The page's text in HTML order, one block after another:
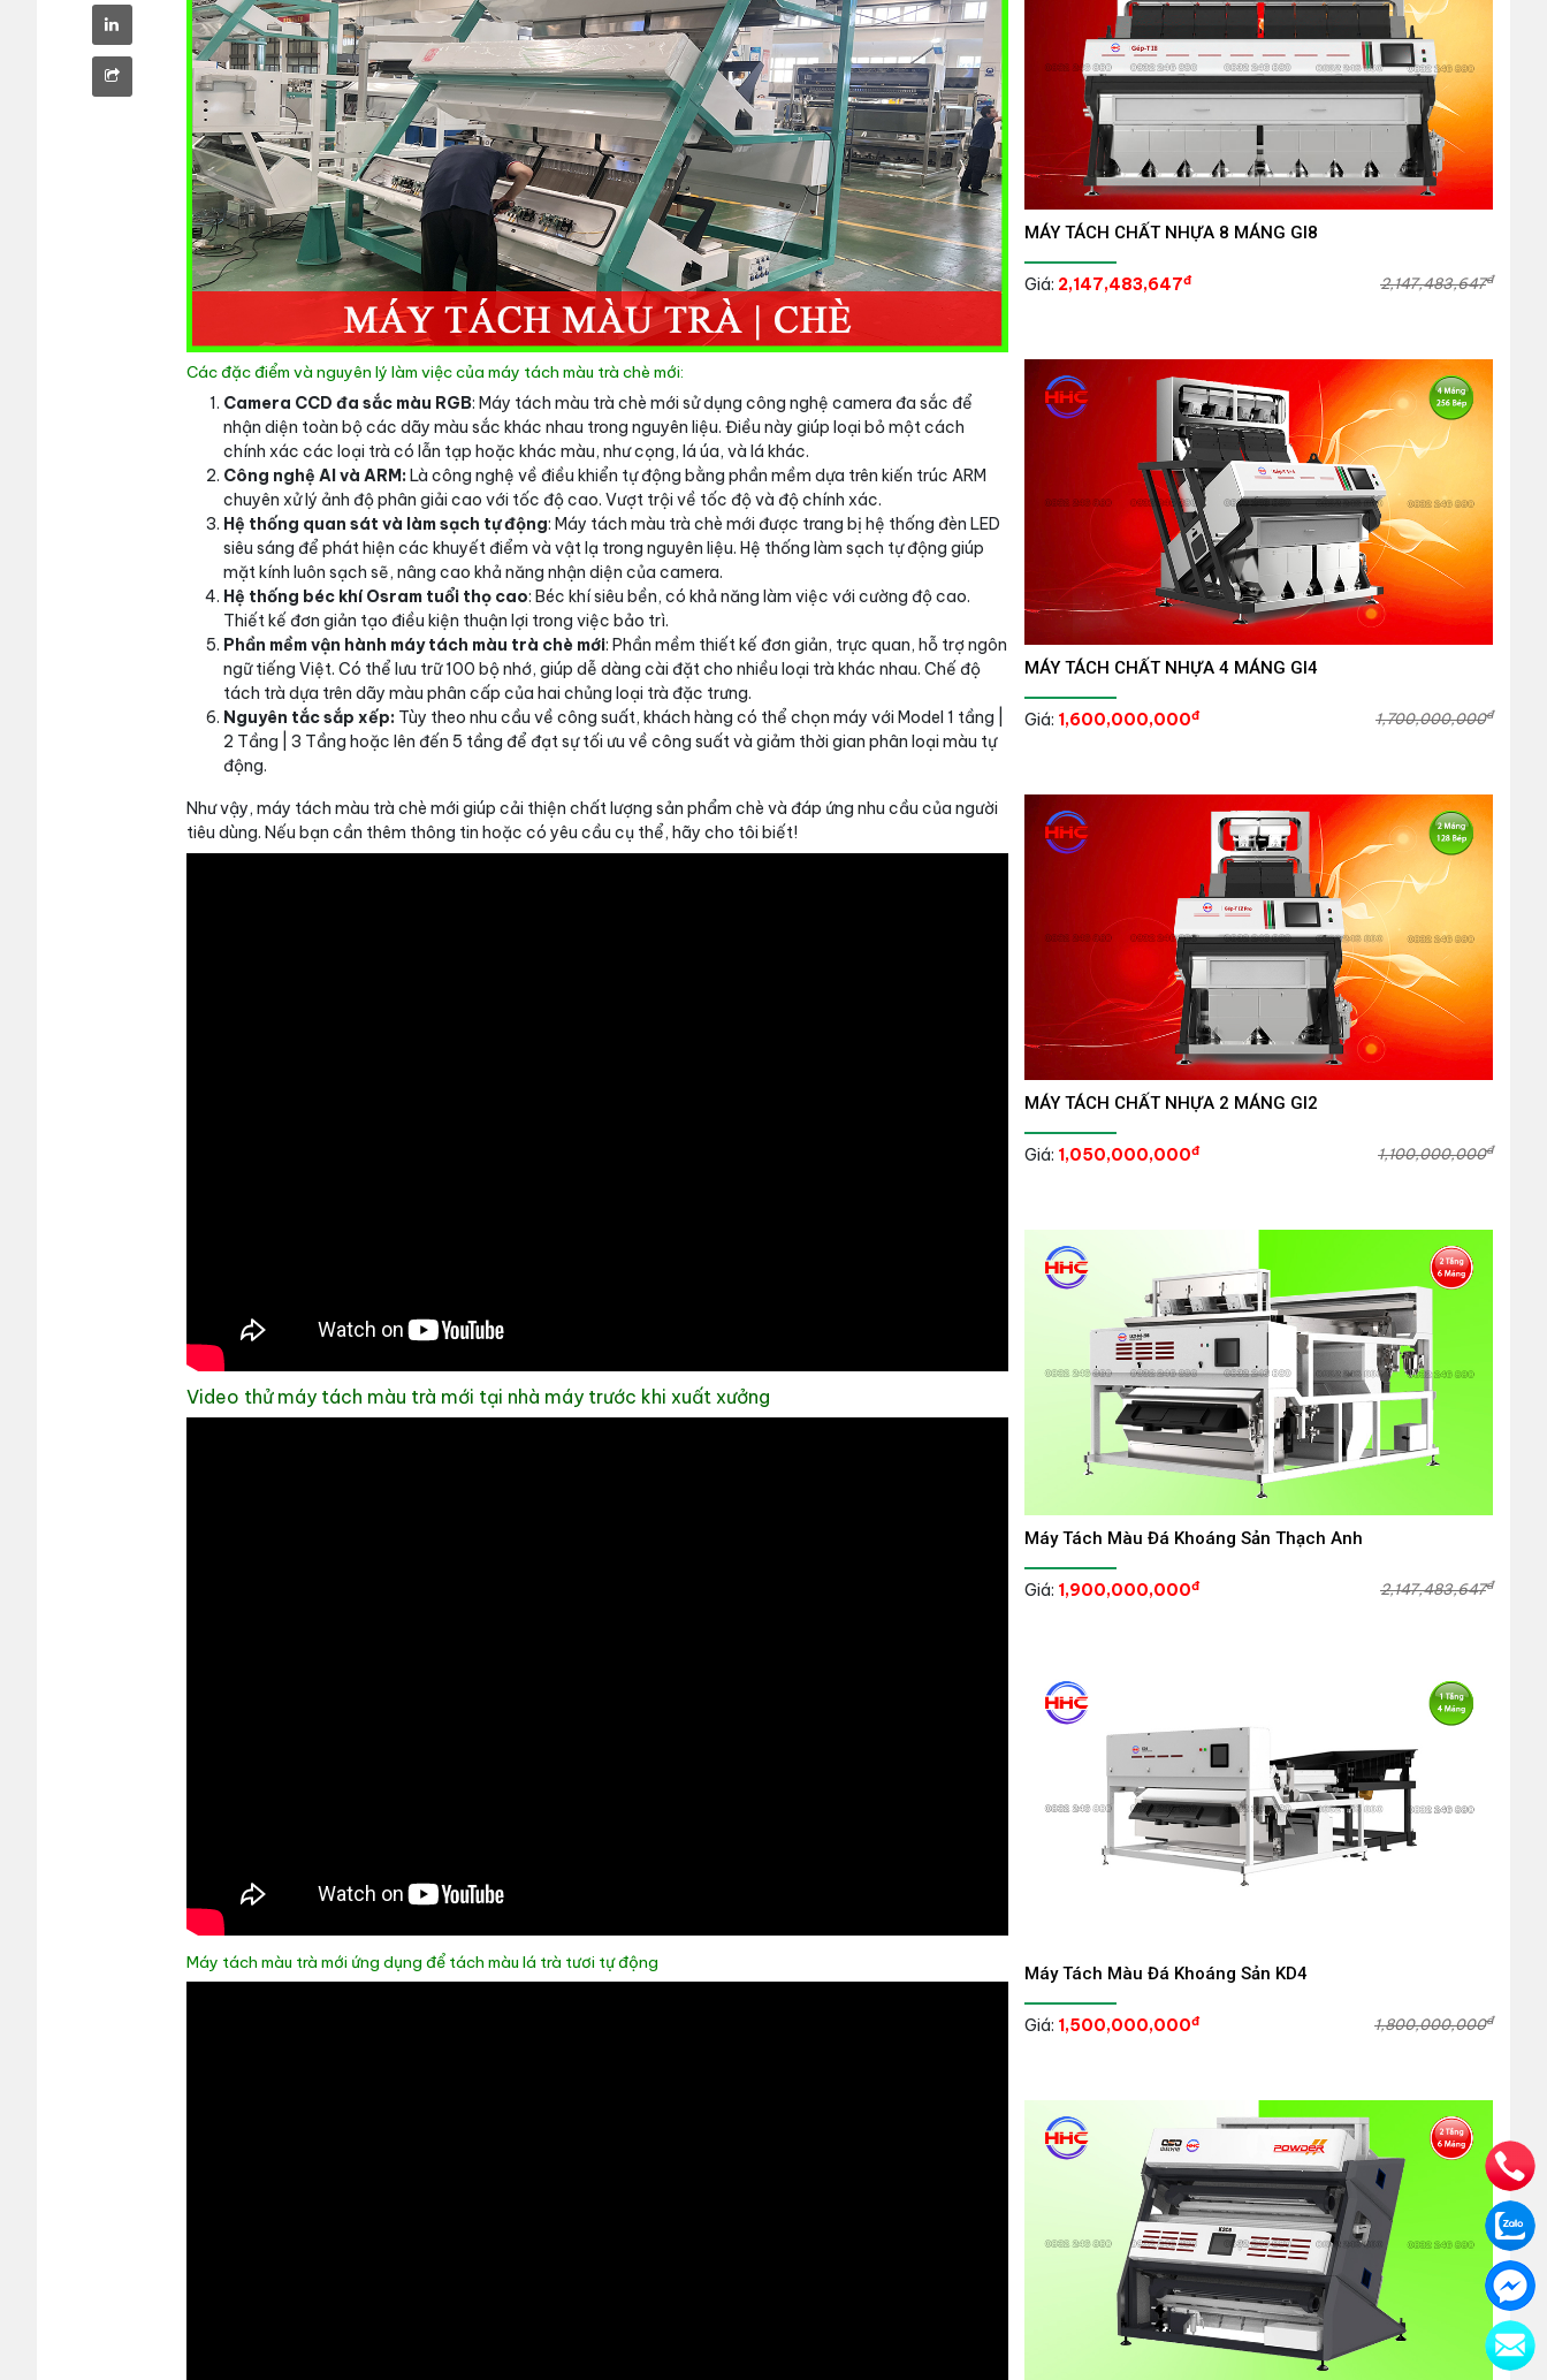
Các đặc điểm và nguyên lý làm việc của máy tách màu trà chè mới:
Camera CCD đa sắc màu RGB: Máy tách màu trà chè mới sử dụng công nghệ camera đa sắc để
nhận diện toàn bộ các dãy màu sắc khác nhau trong nguyên liệu. Điều này giúp loại bỏ một cách
chính xác các loại trà có lẫn tạp hoặc khác màu, như cọng, lá úa, và lá khác.
Công nghệ AI và ARM: Là công nghệ về điều khiển tự động bằng phần mềm dựa trên kiến trúc ARM
chuyên xử lý ảnh độ phân giải cao với tốc độ cao. Vượt trội về tốc độ và độ chính xác.
Hệ thống quan sát và làm sạch tự động: Máy tách màu trà chè mới được trang bị hệ thống đèn LED
siêu sáng để phát hiện các khuyết điểm và vật lạ trong nguyên liệu. Hệ thống làm sạch tự động giúp
mặt kính luôn sạch sẽ, nâng cao khả năng nhận diện của camera.
Hệ thống béc khí Osram tuổi thọ cao: Béc khí siêu bền, có khả năng làm việc với cường độ cao.
Thiết kế đơn giản tạo điều kiện thuận lợi trong việc bảo trì.
Phần mềm vận hành máy tách màu trà chè mới: Phần mềm thiết kế đơn giản, trực quan, hỗ trợ ngôn
ngữ tiếng Việt. Có thể lưu trữ 100 bộ nhớ, giúp dễ dàng cài đặt cho nhiều loại trà khác nhau. Chế độ
tách trà dựa trên dãy màu phân cấp của hai chủng loại trà đặc trưng.
Nguyên tắc sắp xếp: Tùy theo nhu cầu về công suất, khách hàng có thể chọn máy với Model 1 tầng |
2 Tầng | 3 Tầng hoặc lên đến 5 tầng để đạt sự tối ưu về công suất và giảm thời gian phân loại màu tự
động.
Như vậy, máy tách màu trà chè mới giúp cải thiện chất lượng sản phẩm chè và đáp ứng nhu cầu của người
tiêu dùng. Nếu bạn cần thêm thông tin hoặc có yêu cầu cụ thể, hãy cho tôi biết!
Video thử máy tách màu trà mới tại nhà máy trước khi xuất xưởng
Máy tách màu trà mới ứng dụng để tách màu lá trà tươi tự động
MÁY TÁCH CHẤT NHỰA 8 MÁNG GI8
Giá: 2,147,483,647đ 2,147,483,647đ
MÁY TÁCH CHẤT NHỰA 4 MÁNG GI4
Giá: 1,600,000,000đ 1,700,000,000đ
MÁY TÁCH CHẤT NHỰA 2 MÁNG GI2
Giá: 1,050,000,000đ 1,100,000,000đ
Máy Tách Màu Đá Khoáng Sản Thạch Anh
Giá: 1,900,000,000đ 2,147,483,647đ
Máy Tách Màu Đá Khoáng Sản KD4
Giá: 1,500,000,000đ 1,800,000,000đ